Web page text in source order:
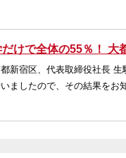
けで全体の55％！ 大
新宿区、代表取締役社長
ましたので、その結果を